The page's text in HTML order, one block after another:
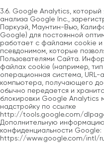
3.6. Google Analytics,
анализа Google Inc.,
Паркуэй, Маунтин-Вью,
Google) для постоянной
работает с файлами cookie и
псевдонимом, которые
Пользователями Сайта.
файлах cookie (например,
операционная система,
компьютера, получающего
обычно передается и
блокировки Google Analytics
надстройку по ссылке
http://tools.google.com/
Дополнительную
конфиденциальности Google:
https://www.google.com/intl/